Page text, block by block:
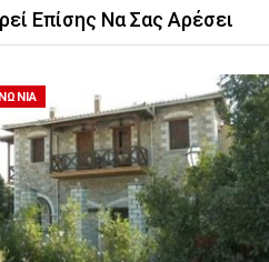
Επίσης Να Σας Αρέσει